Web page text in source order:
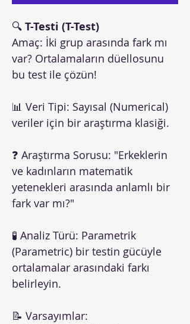
🔍 T-Testi (T-Test)
Amaç: İki grup arasında fark mı
var? Ortalamaların düellosunu
bu test ile çözün!
📊 Veri Tipi: Sayısal (Numerical)
veriler için bir araştırma klasiği.
❓ Araştırma Sorusu: "Erkeklerin
ve kadınların matematik
yetenekleri arasında anlamlı bir
fark var mı?"
🧪 Analiz Türü: Parametrik
(Parametric) bir testin gücüyle
ortalamalar arasındaki farkı
belirleyin.
📝 Varsayımlar: